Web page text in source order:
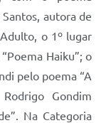
autora de
o 1º lugar
Haiku”; o
pelo poema “A
Gondim
Na Categoria